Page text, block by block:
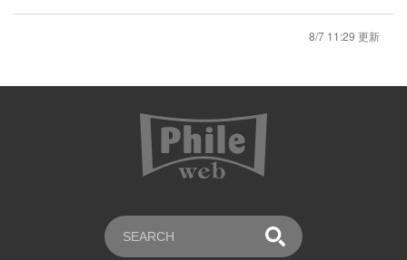
8/7 11:29 更新